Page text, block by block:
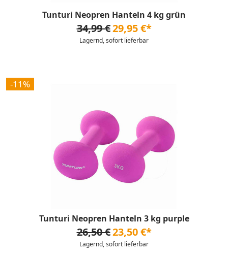
Tunturi Neopren Hanteln 4 kg grün
34,99 €29,95 €*
Lagernd, sofort lieferbar
-11%
Tunturi Neopren Hanteln 3 kg purple
26,50 €23,50 €*
Lagernd, sofort lieferbar